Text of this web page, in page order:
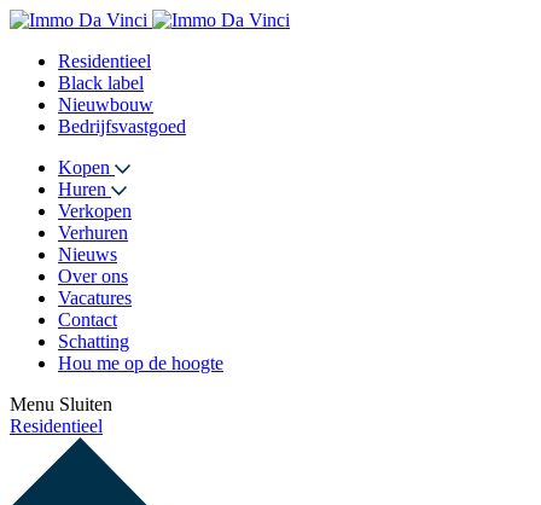
Residentieel
Black label
Nieuwbouw
Bedrijfsvastgoed
Kopen
Huren
Verkopen
Verhuren
Nieuws
Over ons
Vacatures
Contact
Schatting
Hou me op de hoogte
Menu Sluiten
Residentieel